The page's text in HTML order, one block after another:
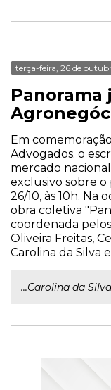
terça-feira, 26 de
Panorama
Em
Advogados. o
mercado
exclusivo sobre
26/10, às 10h. Na
obra coletiva
coordenada
Oliveira Freitas,
Carolina da Silva
...Carolina da